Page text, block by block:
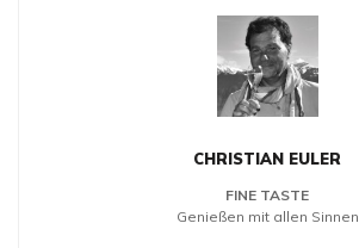
CHRISTIAN EULER
FINE TASTE
Genießen mit allen Sinnen